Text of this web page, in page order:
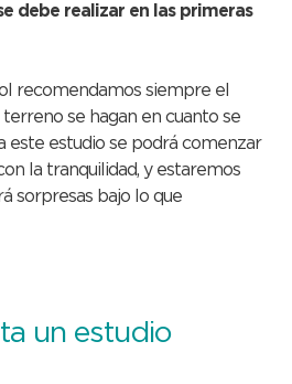
debe realizar en las primeras
recomendamos siempre el
se hagan en cuanto se
este estudio se podrá comenzar
la tranquilidad, y estaremos
sorpresas bajo lo que
un estudio